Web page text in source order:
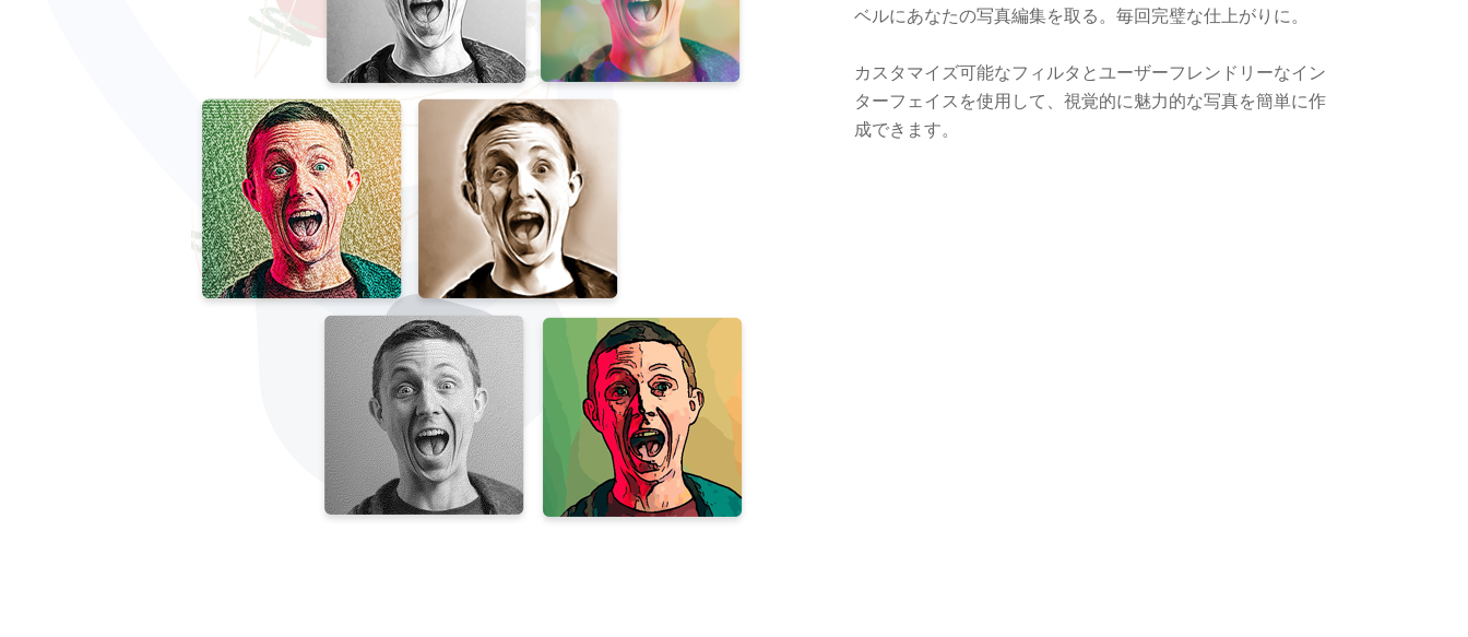
ベルにあなたの写真編集を取る。毎回完璧な仕上がりに。
カスタマイズ可能なフィルタとユーザーフレンドリーなイン
ターフェイスを使用して、視覚的に魅力的な写真を簡単に作
成できます。